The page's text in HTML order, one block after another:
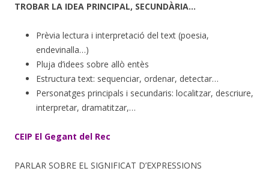
TROBAR LA IDEA PRINCIPAL, SECUNDÀRIA…
Prèvia lectura i interpretació del text (poesia,
endevinalla…)
Pluja d’idees sobre allò entès
Estructura text: sequenciar, ordenar, detectar…
Personatges principals i secundaris: localitzar, descriure,
interpretar, dramatitzar,…
CEIP El Gegant del Rec
PARLAR SOBRE EL SIGNIFICAT D’EXPRESSIONS